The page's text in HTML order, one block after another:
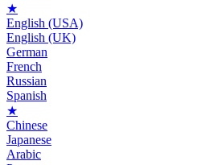
★
English (USA)
English (UK)
German
French
Russian
Spanish
★
Chinese
Japanese
Arabic